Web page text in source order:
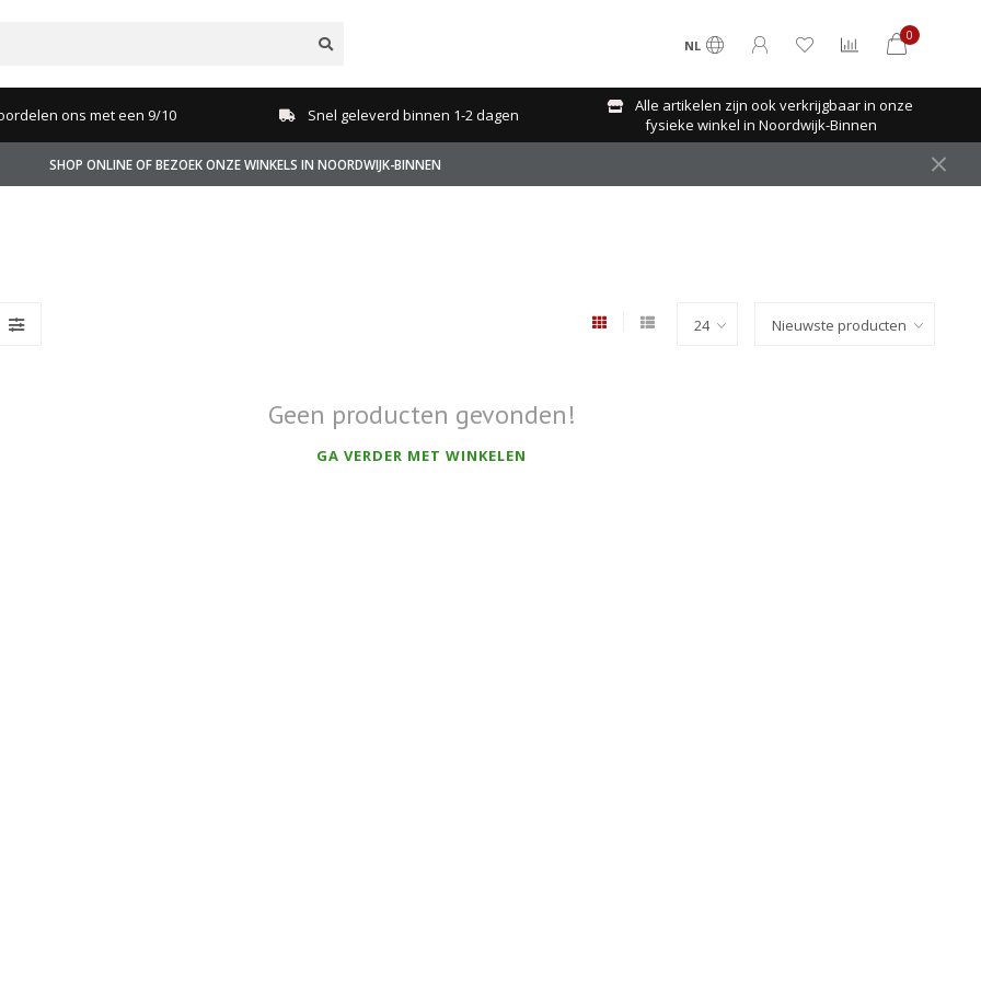
NL
0
ons met een 9/10 Snel geleverd binnen 1-2 dagen
Alle artikelen zijn ook verkrijgbaar in onze
fysieke winkel in Noordwijk-Binnen
SHOP ONLINE OF BEZOEK ONZE WINKELS IN NOORDWIJK-BINNEN
Geen producten gevonden!
GA VERDER MET WINKELEN